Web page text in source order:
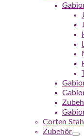
Corten
Zubehör